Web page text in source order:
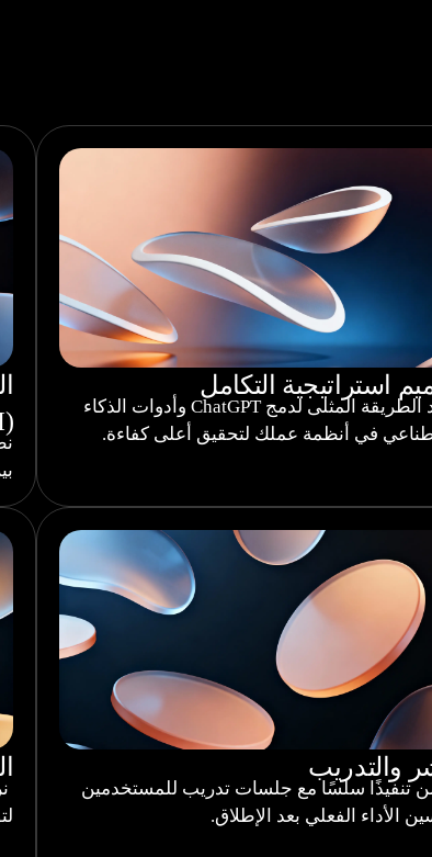
استراتيجية التكامل
نحدد الطريقة المثلى لدمج ChatGPT وأدوات الذكاء
في أنظمة عملك لتحقيق أعلى كفاءة.
(API)
والتدريب
تنفيذًا سلسًا مع جلسات تدريب للمستخدمين
الأداء الفعلي بعد الإطلاق.